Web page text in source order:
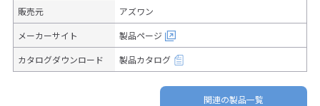
販売元 アズワン
メーカーサイト 製品ページ
カタログダウンロード 製品カタログ
関連の製品一覧